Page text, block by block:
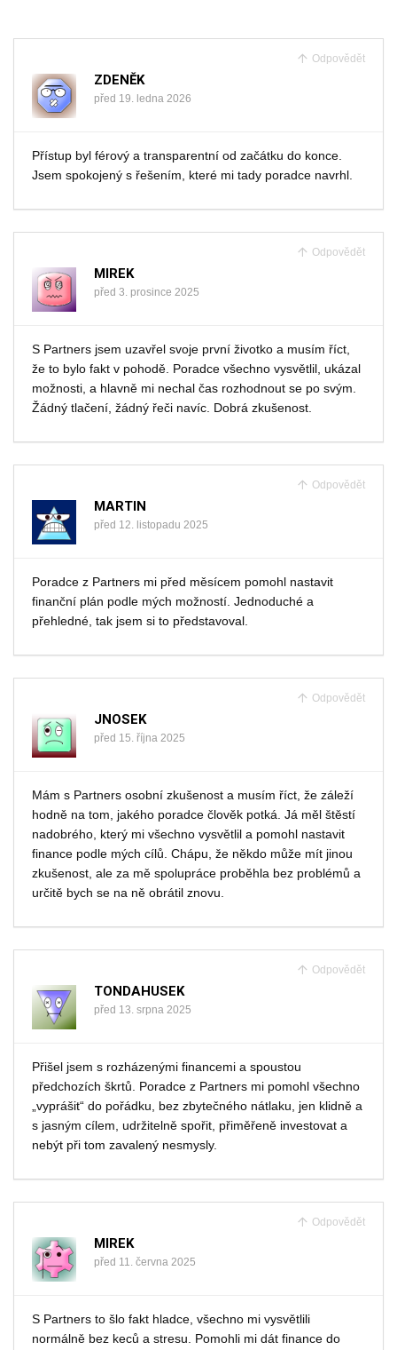
Odpovědět
ZDENĚK
před 19. ledna 2026
Přístup byl férový a transparentní od začátku do konce.
Jsem spokojený s řešením, které mi tady poradce navrhl.
Odpovědět
MIREK
před 3. prosince 2025
S Partners jsem uzavřel svoje první životko a musím říct,
že to bylo fakt v pohodě. Poradce všechno vysvětlil, ukázal
možnosti, a hlavně mi nechal čas rozhodnout se po svým.
Žádný tlačení, žádný řeči navíc. Dobrá zkušenost.
Odpovědět
MARTIN
před 12. listopadu 2025
Poradce z Partners mi před měsícem pomohl nastavit
finanční plán podle mých možností. Jednoduché a
přehledné, tak jsem si to představoval.
Odpovědět
JNOSEK
před 15. října 2025
Mám s Partners osobní zkušenost a musím říct, že záleží
hodně na tom, jakého poradce člověk potká. Já měl štěstí
nadobrého, který mi všechno vysvětlil a pomohl nastavit
finance podle mých cílů. Chápu, že někdo může mít jinou
zkušenost, ale za mě spolupráce proběhla bez problémů a
určitě bych se na ně obrátil znovu.
Odpovědět
TONDAHUSEK
před 13. srpna 2025
Přišel jsem s rozházenými financemi a spoustou
předchozích škrtů. Poradce z Partners mi pomohl všechno
„vyprášit“ do pořádku, bez zbytečného nátlaku, jen klidně a
s jasným cílem, udržitelně spořit, přiměřeně investovat a
nebýt při tom zavalený nesmysly.
Odpovědět
MIREK
před 11. června 2025
S Partners to šlo fakt hladce, všechno mi vysvětlili
normálně bez keců a stresu. Pomohli mi dát finance do